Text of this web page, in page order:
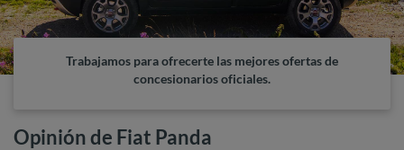
Trabajamos para ofrecerte las mejores ofertas de
concesionarios oficiales.
Opinión de Fiat Panda